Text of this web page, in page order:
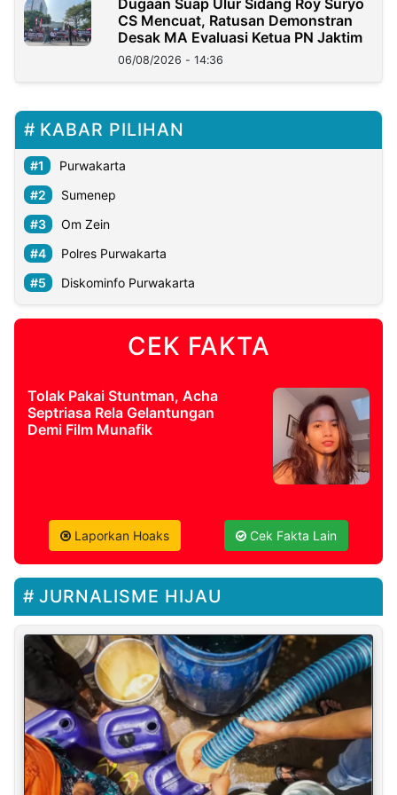
Dugaan Suap Ulur Sidang Roy Suryo
CS Mencuat, Ratusan Demonstran
Desak MA Evaluasi Ketua PN Jaktim
06/08/2026 - 14:36
KABAR PILIHAN
Purwakarta
Sumenep
Om Zein
Polres Purwakarta
Diskominfo Purwakarta
CEK FAKTA
Tolak Pakai Stuntman, Acha
Septriasa Rela Gelantungan
Demi Film Munafik
Laporkan Hoaks Cek Fakta Lain
JURNALISME HIJAU